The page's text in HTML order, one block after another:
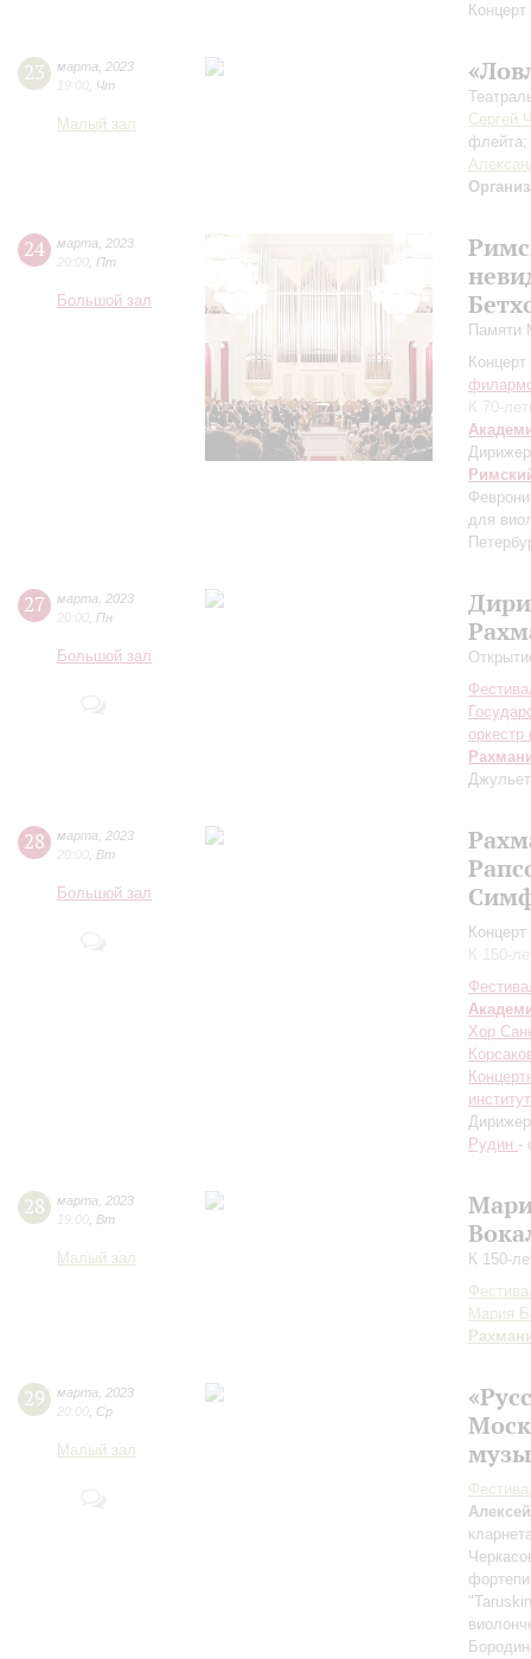
23 марта
2023
19:00 Чт
Малый зал
Сергей
флейта;
24 марта
2023
20:00 Пт
Большой зал
Памяти
К 70-
для
27 марта
2023
20:00 Пн
Большой зал
28 марта
2023
20:00 Вт
Большой зал
К 150-
Хор
Рудин -
28 марта
2023
19:00 Вт
Малый зал
К 150-
Мария
29 марта
2023
20:00 Ср
Малый зал